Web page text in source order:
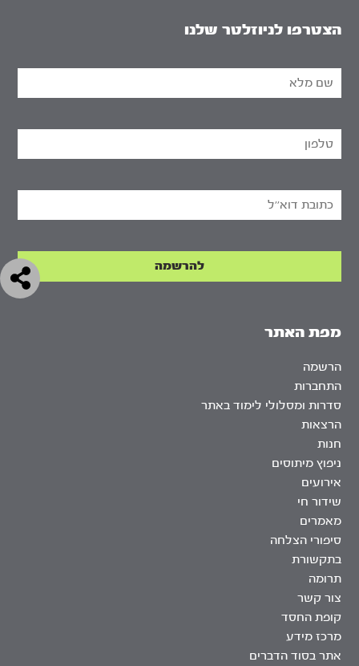
מפת האתר
הרשמה
התחברות
סדרות ומסלולי לימוד באתר
הרצאות
חנות
ניפוץ מיתוסים
אירועים
שידור חי
מאמרים
סיפורי הצלחה
בתקשורת
תרומה
צור קשר
קופת החסד
מרכז מידע
אתר בסוד הדברים
הצטרפו לניוזלטר שלנו